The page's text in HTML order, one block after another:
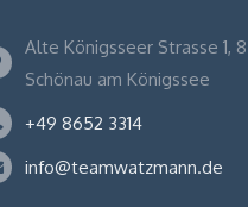
Alte Königsseer Strasse 1,
Schönau am Königssee
+49 8652 3314
info@teamwatzmann.de